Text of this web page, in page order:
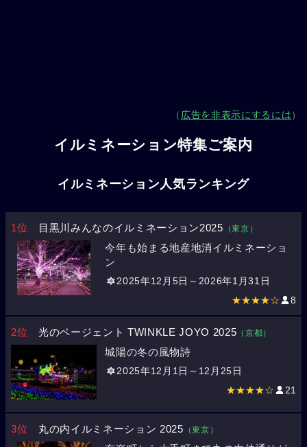
（ 広告を非表示にするには ）
イルミネーション特集ご案内
イルミネーション人気ランキング
1位 目黒川みんなのイルミネーション2025 （東京）
今年も始まる地産地消イルミネーショ
ン
2025年12月5日～2026年1月31日
★★★★☆ 8
2位 光のページェント TWINKLE JOYO 2025 （京都）
城陽の冬の風物詩
2025年12月1日～12月25日
★★★★☆ 21
3位 丸の内イルミネーション 2025 （東京）